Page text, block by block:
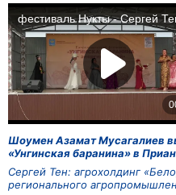
Шоумен Азамат Мусагалиев
«Унгинская баранина» в
Сергей Тен: агрохолдинг
регионального